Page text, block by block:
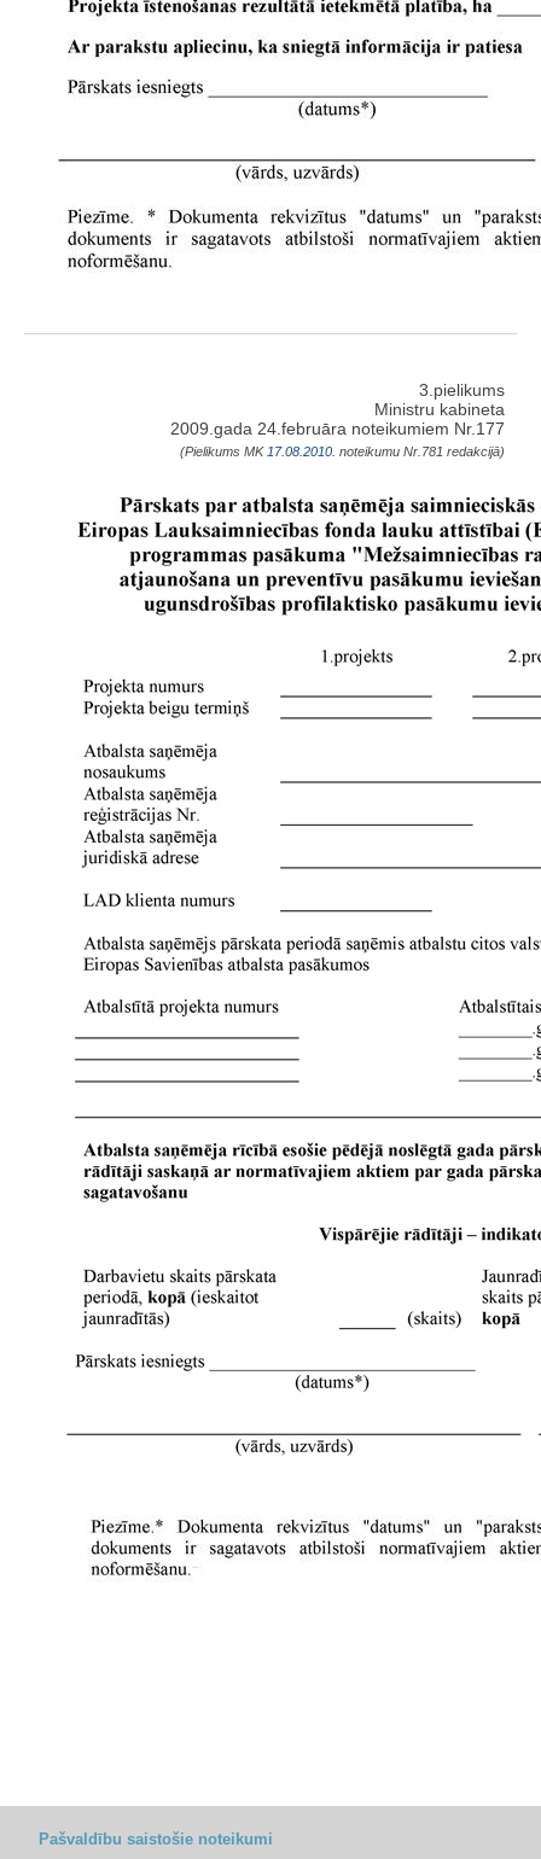
3.pielikums
Ministru kabineta
2009.gada 24.februāra noteikumiem Nr.177
(Pielikums MK 17.08.2010. noteikumu Nr.781 redakcijā)
Pašvaldību saistošie noteikumi